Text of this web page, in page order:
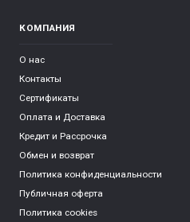
КОМПАНИЯ
О нас
Контакты
Сертификаты
Оплата и Доставка
Кредит и Рассрочка
Обмен и возврат
Политика конфиденциальности
Публичная оферта
Политика cookies